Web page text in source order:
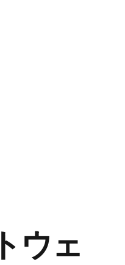
ウェ